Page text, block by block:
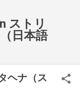
ストリ
日本語
ヘナ（ス